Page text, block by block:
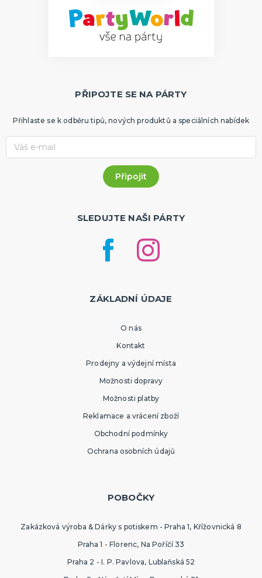
PŘIPOJTE SE NA PÁRTY
Přihlaste se k odběru tipů, nových produktů a speciálních nabídek
SLEDUJTE NAŠI PÁRTY
ZÁKLADNÍ ÚDAJE
O nás
Kontakt
Prodejny a výdejní místa
Možnosti dopravy
Možnosti platby
Reklamace a vrácení zboží
Obchodní podmínky
Ochrana osobních údajů
POBOČKY
Zakázková výroba & Dárky s potiskem - Praha 1, Křížovnická 8
Praha 1 - Florenc, Na Poříčí 33
Praha 2 - I. P. Pavlova, Lublaňská 52